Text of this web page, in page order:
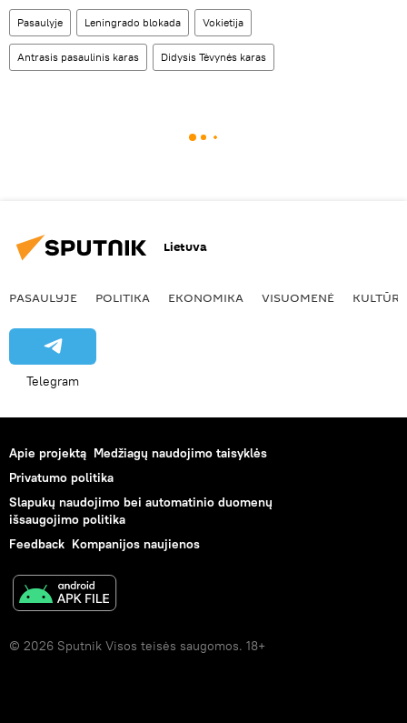
Pasaulyje Leningrado blokada Vokietija
Antrasis pasaulinis karas Didysis Tėvynės karas
Lietuva
PASAULYJE POLITIKA EKONOMIKA VISUOMENĖ KULTŪRA
Telegram
Apie projektą Medžiagų naudojimo taisyklės
Privatumo politika
Slapukų naudojimo bei automatinio duomenų
išsaugojimo politika
Feedback Kompanijos naujienos
© 2026 Sputnik Visos teisės saugomos. 18+